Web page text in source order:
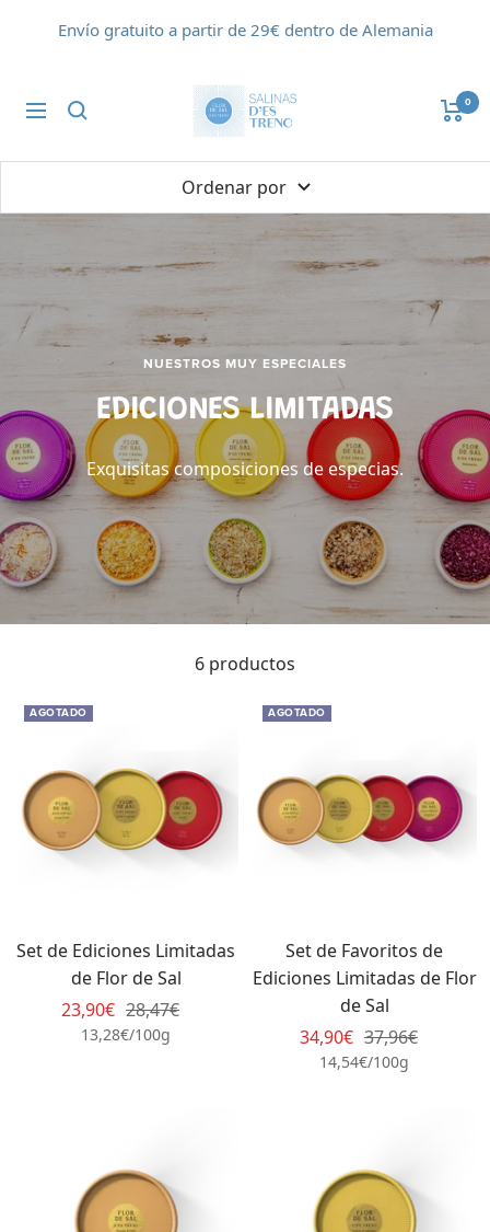
Envío gratuito a partir de 29€ dentro de Alemania
Navigación
Flor
de
Trenc
0
Ordenar por
NUESTROS MUY ESPECIALES
EDICIONES LIMITADAS
Exquisitas composiciones de especias.
6 productos
AGOTADO
Set de Ediciones Limitadas
de Flor de Sal
Precio
23,90€ Precio
normal
28,47€
13,28€/100g
AGOTADO
Set de Favoritos de
Ediciones Limitadas de Flor
de Sal
Precio
34,90€ Precio
normal
37,96€
14,54€/100g